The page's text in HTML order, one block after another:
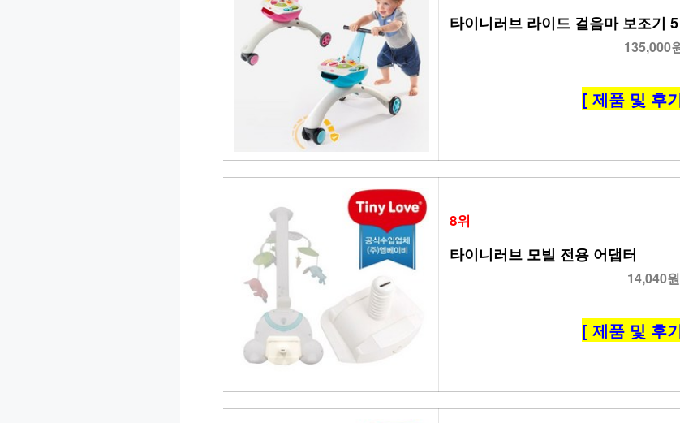
타이니러브 라이드 걸음마 보조기
135,000
[ 제품 및 후
8위
타이니러브 모빌 전용 어댑터
14,040원
[ 제품 및 후